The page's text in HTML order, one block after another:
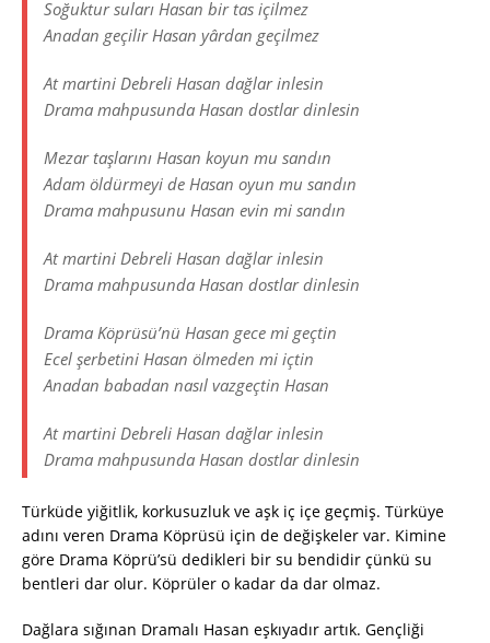
Soğuktur suları Hasan bir tas içilmez
Anadan geçilir Hasan yârdan geçilmez
At martini Debreli Hasan dağlar inlesin
Drama mahpusunda Hasan dostlar dinlesin
Mezar taşlarını Hasan koyun mu sandın
Adam öldürmeyi de Hasan oyun mu sandın
Drama mahpusunu Hasan evin mi sandın
At martini Debreli Hasan dağlar inlesin
Drama mahpusunda Hasan dostlar dinlesin
Drama Köprüsü’nü Hasan gece mi geçtin
Ecel şerbetini Hasan ölmeden mi içtin
Anadan babadan nasıl vazgeçtin Hasan
At martini Debreli Hasan dağlar inlesin
Drama mahpusunda Hasan dostlar dinlesin
Türküde yiğitlik, korkusuzluk ve aşk iç içe geçmiş. Türküye
adını veren Drama Köprüsü için de değişkeler var. Kimine
göre Drama Köprü’sü dedikleri bir su bendidir çünkü su
bentleri dar olur. Köprüler o kadar da dar olmaz.
Dağlara sığınan Dramalı Hasan eşkıyadır artık. Gençliği